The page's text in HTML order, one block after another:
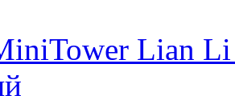
Lian